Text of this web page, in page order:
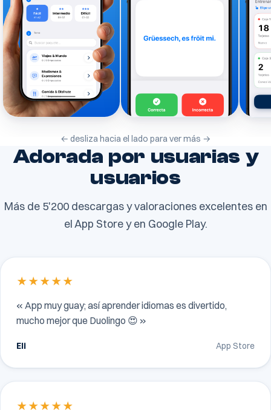
← desliza hacia el lado para ver más →
Adorada por usuarias y
usuarios
Más de 5'200 descargas y valoraciones excelentes en
el App Store y en Google Play.
★★★★★
« App muy guay; así aprender idiomas es divertido,
mucho mejor que Duolingo 😍 »
Eli App Store
★★★★★